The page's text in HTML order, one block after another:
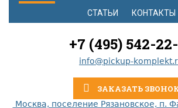
СТАТЬИ КОНТАКТЫ
+7 (495) 542-
info@pickup-
ЗАКАЗАТЬ
Москва, поселение Рязановское, п.